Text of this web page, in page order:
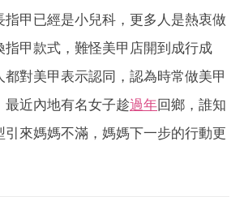
指甲已經是小兒科，更多人是熱衷做
指甲款式，難怪美甲店開到成行成
對美甲表示認同，認為時常做美甲
最近內地有名女子趁過年回鄉，誰知
引來媽媽不滿，媽媽下一步的行動更